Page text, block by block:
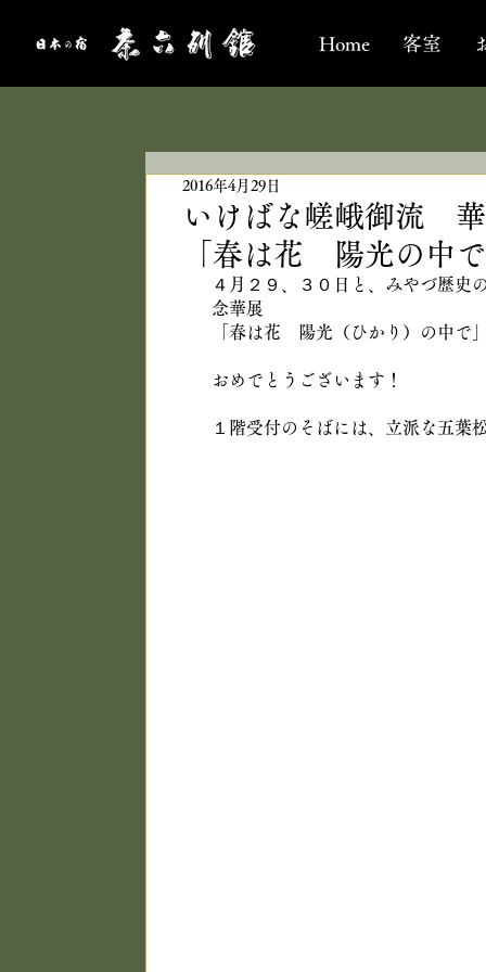
Home 客室
いけばな嵯峨御流
「春は花 陽光の中
2016年4月29日
４月２９、３０日と、みやづ歴史
念華展
「春は花　陽光（ひかり）の中で
おめでとうございます！
１階受付のそばには、立派な五葉